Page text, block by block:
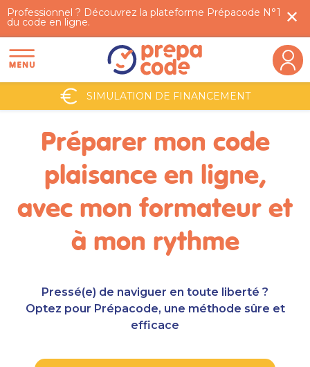
Professionnel ? Découvrez la plateforme Prépacode N°1
du code en ligne. ✕︎
SIMULATION DE FINANCEMENT
Préparer mon code
plaisance en ligne,
avec mon formateur et
à mon rythme
Pressé(e) de naviguer en toute liberté ?
Optez pour Prépacode, une méthode sûre et
efficace